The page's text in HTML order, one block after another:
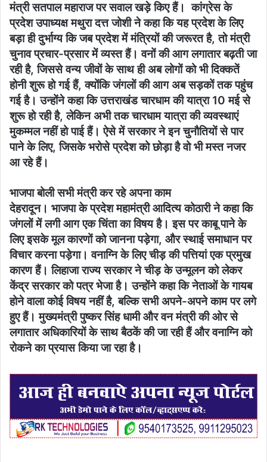
मंत्री सतपाल महाराज पर सवाल खड़े किए हैं। कांग्रेस के
प्रदेश उपाध्यक्ष मथुरा दत्त जोशी ने कहा कि यह प्रदेश के लिए
बड़ा ही दुर्भाग्य कि जब प्रदेश में मंत्रियों की जरूरत है, तो मंत्री
चुनाव प्रचार-प्रसार में व्यस्त हैं। वनों की आग लगातार बढ़ती जा
रही है, जिससे वन्य जीवों के साथ ही अब लोगों को भी दिक्कतें
होनी शुरू हो गई हैं, क्योंकि जंगलों की आग अब सड़कों तक पहुंच
गई है। उन्होंने कहा कि उत्तराखंड चारधाम की यात्रा 10 मई से
शुरू हो रही है, लेकिन अभी तक चारधाम यात्रा की व्यवस्थाएं
मुकम्मल नहीं हो पाई हैं। ऐसे में सरकार ने इन चुनौतियों से पार
पाने के लिए, जिसके भरोसे प्रदेश को छोड़ा है वो भी मस्त नजर
आ रहे हैं।
भाजपा बोली सभी मंत्री कर रहे अपना काम
देहरादून। भाजपा के प्रदेश महामंत्री आदित्य कोठारी ने कहा कि
जंगलों में लगी आग एक चिंता का विषय है। इस पर काबू पाने के
लिए इसके मूल कारणों को जानना पड़ेगा, और स्थाई समाधान पर
विचार करना पड़ेगा। वनाग्नि के लिए चीड़ की पत्तियां एक प्रमुख
कारण हैं। लिहाजा राज्य सरकार ने चीड़ के उन्मूलन को लेकर
केंद्र सरकार को पत्र भेजा है। उन्होंने कहा कि नेताओं के गायब
होने वाला कोई विषय नहीं है, बल्कि सभी अपने-अपने काम पर लगे
हुए हैं। मुख्यमंत्री पुष्कर सिंह धामी और वन मंत्री की ओर से
लगातार अधिकारियों के साथ बैठकें की जा रही हैं और वनाग्नि को
रोकने का प्रयास किया जा रहा है।